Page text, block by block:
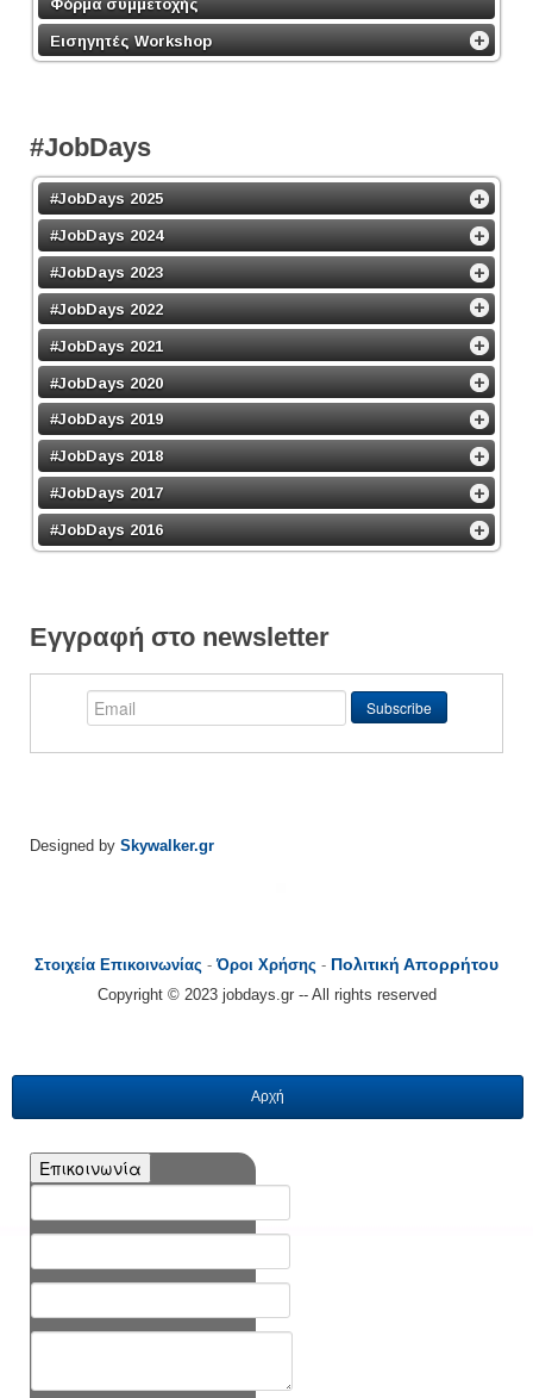
Εισηγητές Workshop
#JobDays
#JobDays 2025
#JobDays 2024
#JobDays 2023
#JobDays 2022
#JobDays 2021
#JobDays 2020
#JobDays 2019
#JobDays 2018
#JobDays 2017
#JobDays 2016
Εγγραφή στο newsletter
Designed by Skywalker.gr
Στοιχεία Επικοινωνίας -Όροι Χρήσης - Πολιτική Απορρήτου
Copyright © 2023 jobdays.gr -- All rights reserved
Αρχή